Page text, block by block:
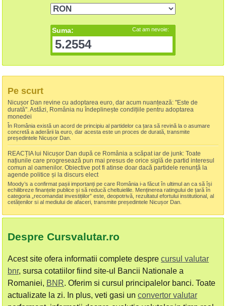
Suma: Cat am nevoie:
Pe scurt
Nicușor Dan revine cu adoptarea euro, dar acum nuanțează: "Este de
durată". Astăzi, România nu îndeplinește condițiile pentru adoptarea
monedei
În România există un acord de principiu al partidelor ca țara să revină la o asumare
concretă a aderării la euro, dar acesta este un proces de durată, transmite
președintele Nicușor Dan.
REACȚIA lui Nicușor Dan după ce România a scăpat iar de junk: Toate
națiunile care progresează pun mai presus de orice siglă de partid interesul
comun al oamenilor. Obiective pot fi atinse doar dacă partidele renunță la
agende politice și la discurs elect
Moody’s a confirmat pașii importanți pe care România i-a făcut în ultimul an ca să își
echilibreze finanțele publice și să reducă cheltuielile. Menținerea ratingului de țară în
categoria „recomandat investițiilor” este, deopotrivă, rezultatul efortului institutional, al
cetățenilor si al mediului de afaceri, transmite președintele Nicușor Dan.
Despre Cursvalutar.ro
Acest site ofera informatii complete despre cursul valutar
bnr, sursa cotatiilor fiind site-ul Bancii Nationale a
Romaniei, BNR. Oferim si cursul principalelor banci. Toate
actualizate la zi. In plus, veti gasi un convertor valutar